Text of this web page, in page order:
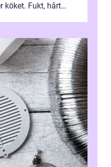
köket. Fukt, hårt